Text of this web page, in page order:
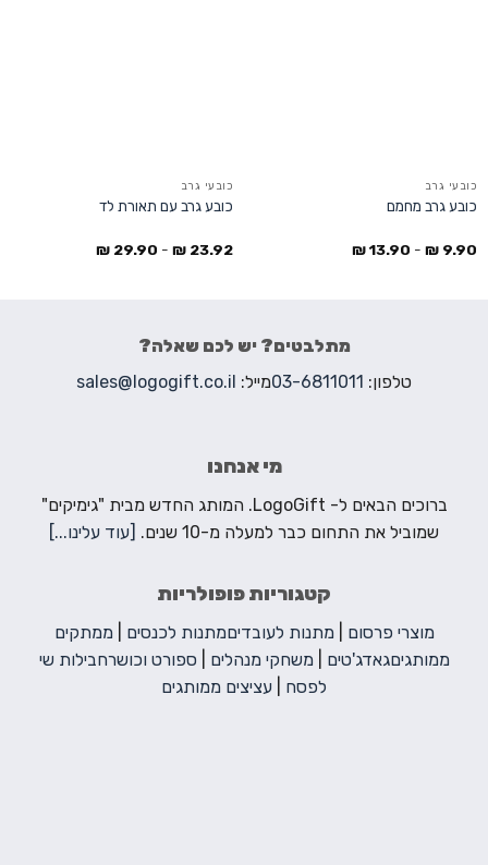
כובעי גרב
כובע גרב מחמם
9.90
₪
-
13.90
₪
כובעי גרב
כובע גרב עם תאורת לד
23.92
₪
-
29.90
₪
מתלבטים? יש לכם שאלה?
טלפון: 03-6811011מייל: sales@logogift.co.il
מי אנחנו
ברוכים הבאים ל- LogoGift. המותג החדש מבית "גימיקים"
שמוביל את התחום כבר למעלה מ-10 שנים.
[עוד עלינו...]
קטגוריות פופולריות
מוצרי פרסום מתנות לעובדיםמתנות לכנסים
ממתקים
ממותגיםגאדג'טים משחקי מנהלים ספורט וכושרחבילות שי
לפסח
עציצים ממותגים